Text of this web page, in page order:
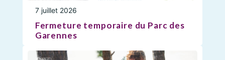
7 juillet 2026
Fermeture temporaire du Parc des
Garennes